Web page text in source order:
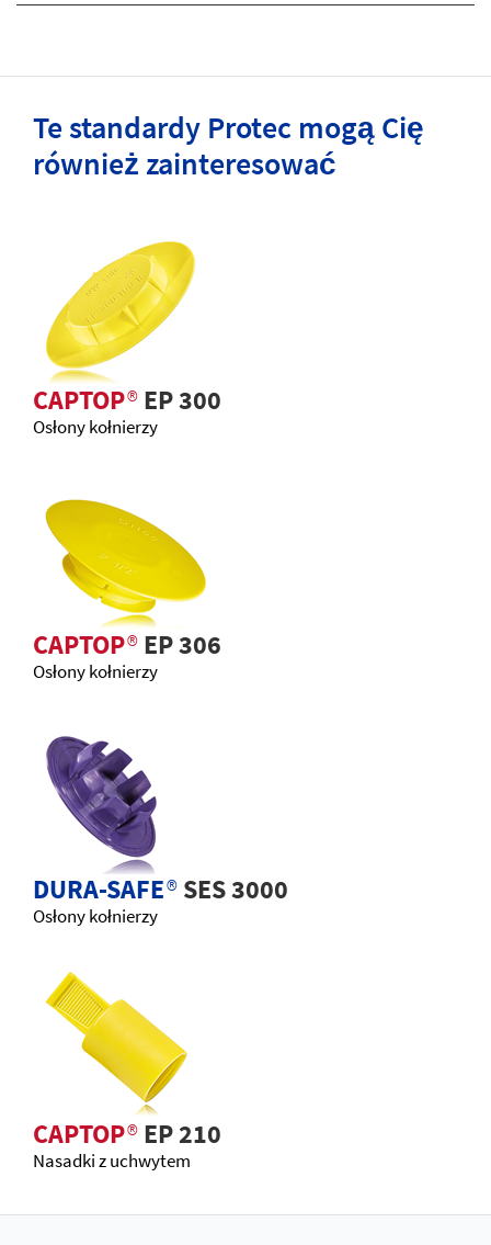
Te standardy Protec mogą Cię
również zainteresować
CAPTOP®EP 300
Osłony kołnierzy
CAPTOP®EP 306
Osłony kołnierzy
DURA-SAFE®SES 3000
Osłony kołnierzy
CAPTOP®EP 210
Nasadki z uchwytem